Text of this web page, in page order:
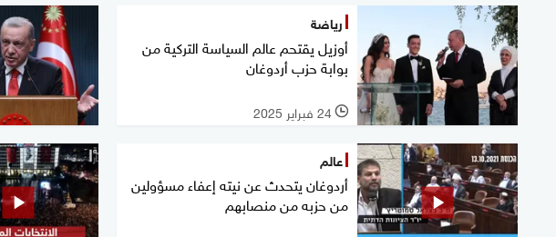
رياضة
أوزيل يقتحم عالم السياسة التركية من
بوابة حزب أردوغان
l 24 فبراير 2025
عالم
أردوغان يتحدث عن نيته إعفاء مسؤولين
من حزبه من منصابهم